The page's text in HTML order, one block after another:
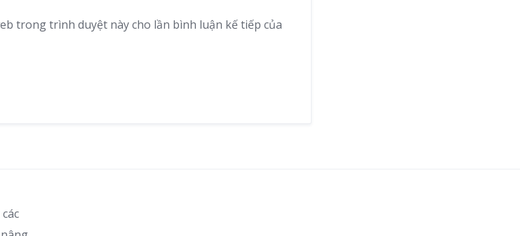
trong trình duyệt này cho lần bình luận kế tiếp của